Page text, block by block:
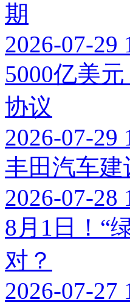
期
2026-07-29
5000亿美
协议
2026-07-29
丰田汽车
2026-07-28
8月1日！“
对？
2026-07-27